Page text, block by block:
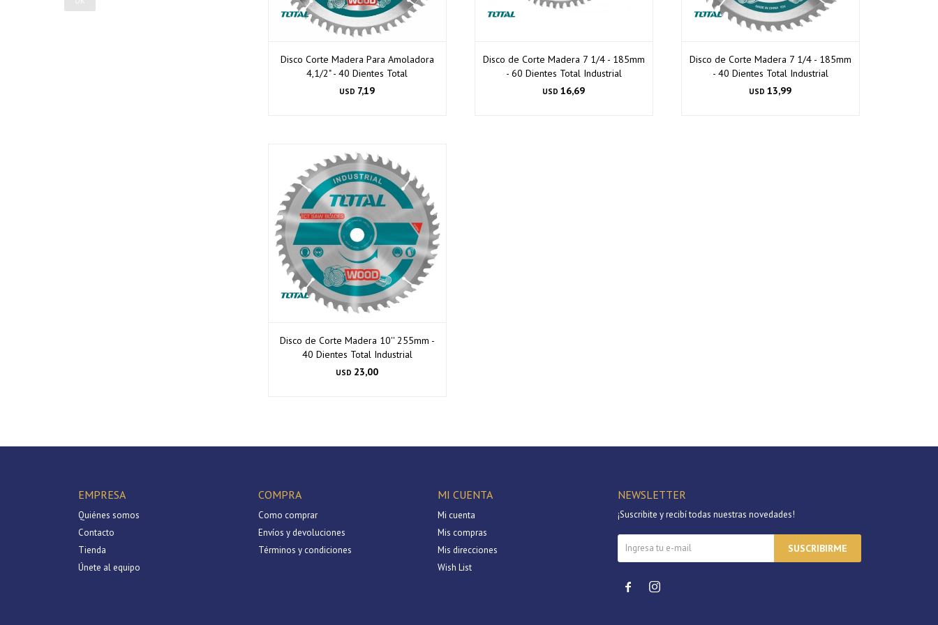
Disco Corte Madera Para Amoladora
4,1/2" - 40 Dientes Total
USD 7,19
Disco de Corte Madera 7 1/4 - 185mm
- 60 Dientes Total Industrial
USD 16,69
Disco de Corte Madera 7 1/4 - 185mm
- 40 Dientes Total Industrial
USD 13,99
Disco de Corte Madera 10'' 255mm -
40 Dientes Total Industrial
USD 23,00
EMPRESA
Quiénes somos
Contacto
Tienda
Únete al equipo
COMPRA
Como comprar
Envíos y devoluciones
Términos y condiciones
MI CUENTA
Mi cuenta
Mis compras
Mis direcciones
Wish List
NEWSLETTER
¡Suscribite y recibí todas nuestras novedades!
SUSCRIBIRME
 